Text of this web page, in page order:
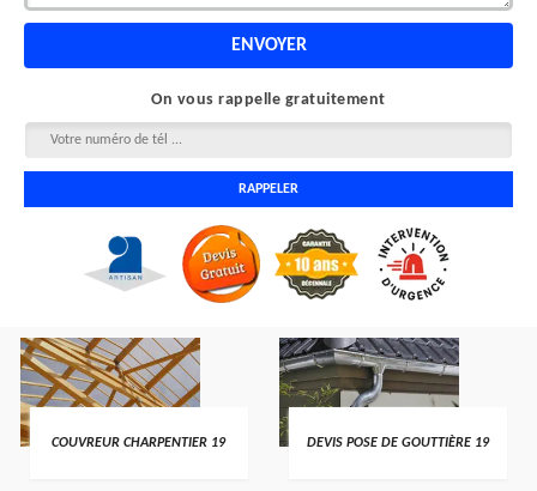
On vous rappelle gratuitement
COUVREUR CHARPENTIER 19 DEVIS POSE DE GOUTTIÈRE 19